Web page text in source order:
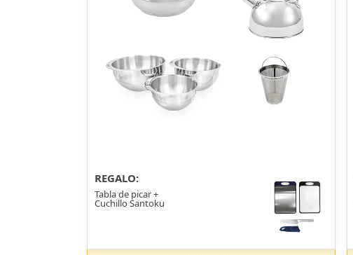
REGALO:
Tabla de picar +
Cuchillo Santoku